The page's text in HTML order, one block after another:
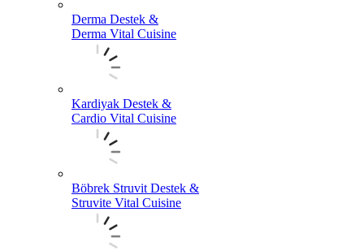
Derma Destek &
Derma Vital Cuisine
Kardiyak Destek &
Cardio Vital Cuisine
Böbrek Struvit Destek &
Struvite Vital Cuisine